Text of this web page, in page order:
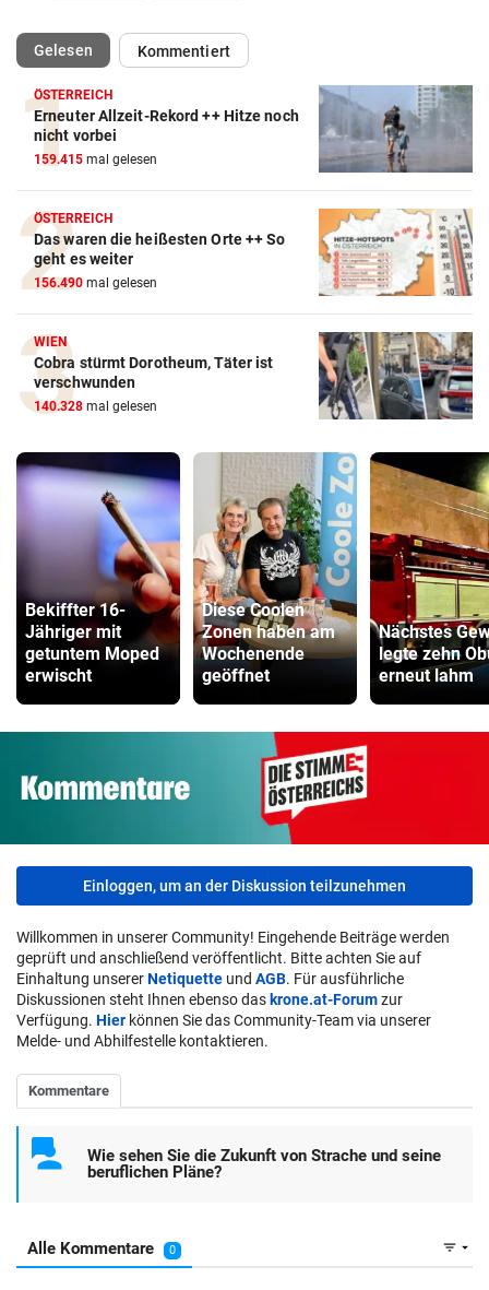
Gelesen(ausgewählt)Kommentiert
ÖSTERREICH
Erneuter Allzeit-Rekord ++ Hitze noch
nicht vorbei
159.415 mal gelesen
ÖSTERREICH
Das waren die heißesten Orte ++ So
geht es weiter
156.490 mal gelesen
WIEN
Cobra stürmt Dorotheum, Täter ist
verschwunden
140.328 mal gelesen
Bekiffter 16-
Jähriger mit
getuntem Moped
erwischt
Diese Coolen
Zonen haben am
Wochenende
geöffnet
Nächstes
legte zehn
erneut lahm
Einloggen, um an der Diskussion teilzunehmen
Willkommen in unserer Community! Eingehende Beiträge werden
geprüft und anschließend veröffentlicht. Bitte achten Sie auf
Einhaltung unsererNetiquette und AGB. Für ausführliche
Diskussionen steht Ihnen ebenso das krone.at-Forumzur
Verfügung. Hier können Sie das Community-Team via unserer
Melde- und Abhilfestelle kontaktieren.